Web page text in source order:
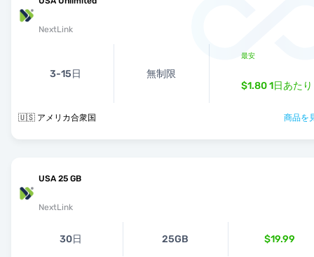
NextLink
3-15日 無制限
最安
$1.801日あたり
🇺🇸 アメリカ合衆国 商品を
USA 25 GB
NextLink
30日 25GB $19.99